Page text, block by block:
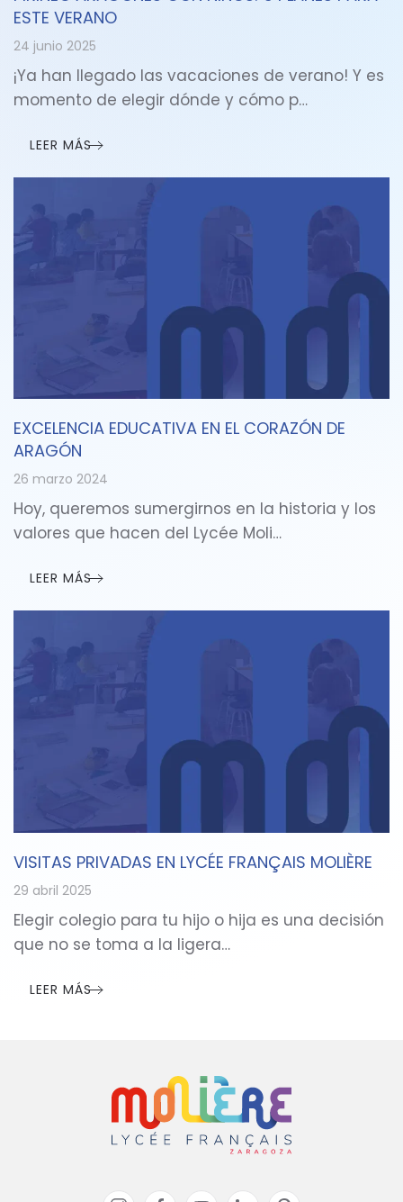
ESTE VERANO
24 junio 2025
¡Ya han llegado las vacaciones de verano! Y es
momento de elegir dónde y cómo p…
LEER MÁS
EXCELENCIA EDUCATIVA EN EL CORAZÓN DE
ARAGÓN
26 marzo 2024
Hoy, queremos sumergirnos en la historia y los
valores que hacen del Lycée Moli…
LEER MÁS
VISITAS PRIVADAS EN LYCÉE FRANÇAIS MOLIÈRE
29 abril 2025
Elegir colegio para tu hijo o hija es una decisión
que no se toma a la ligera…
LEER MÁS